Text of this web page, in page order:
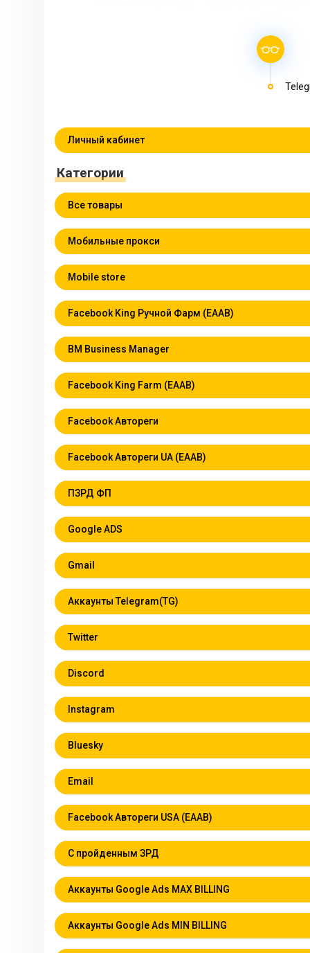
Личный кабинет
Категории
Все товары
Мобильные прокси
Mobile store
Facebook King Ручной Фарм (EAAB)
BM Business Manager
Facebook King Farm (EAAB)
Facebook Автореги
Facebook Автореги UA (EAAB)
ПЗРД ФП
Google ADS
Gmail
Аккаунты Telegram(TG)
Twitter
Discord
Instagram
Bluesky
Email
Facebook Автореги USA (EAAB)
С пройденным ЗРД
Аккаунты Google Ads MAX BILLING
Аккаунты Google Ads MIN BILLING